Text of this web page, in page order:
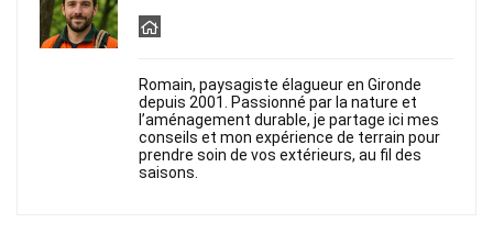
Romain, paysagiste élagueur en Gironde
depuis 2001. Passionné par la nature et
l’aménagement durable, je partage ici mes
conseils et mon expérience de terrain pour
prendre soin de vos extérieurs, au fil des
saisons.